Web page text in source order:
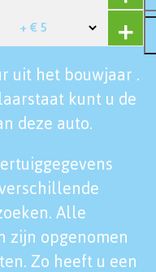
+ € 5
uit het bouwjaar .
kunt u de
deze auto.
Alle
zijn opgenomen
Zo heeft u een